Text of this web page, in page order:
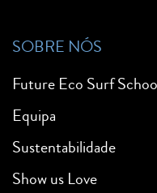
SOBRE NÓS
Future Eco Surf
Equipa
Sustentabilidade
Show us Love